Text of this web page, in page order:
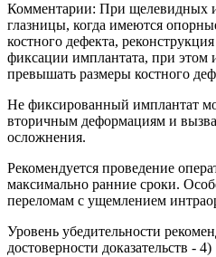
Комментарии: При щелевидных
глазницы, когда имеются
костного дефекта,
фиксации имплантата, при этом
превышать размеры костного
Не фиксированный имплантат
вторичным деформациям и
осложнения.
Рекомендуется проведение
максимально ранние сроки.
переломам с ущемлением
Уровень убедительности
достоверности доказательств - 4)